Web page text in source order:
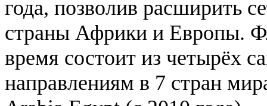
года, позволив расширить
страны Африки и Европы.
время состоит из четырёх
направлениям в 7 стран